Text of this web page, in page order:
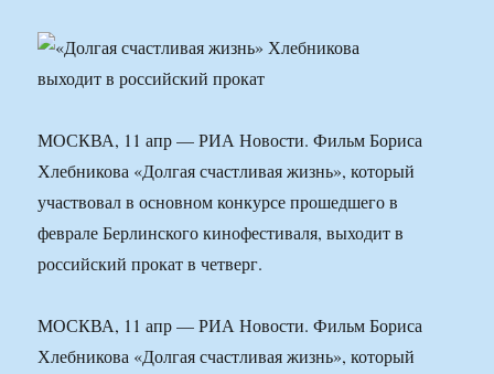
МОСКВА, 11 апр — РИА Новости. Фильм Бориса
Хлебникова «Долгая счастливая жизнь», который
участвовал в основном конкурсе прошедшего в
феврале Берлинского кинофестиваля, выходит в
российский прокат в четверг.
МОСКВА, 11 апр — РИА Новости. Фильм Бориса
Хлебникова «Долгая счастливая жизнь», который